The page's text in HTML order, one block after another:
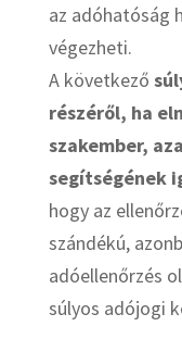
az adóhatóság
végezheti.
A következő
részéről, ha
szakember,
segítségének
hogy az
szándékú,
adóellenőrzés
súlyos adójogi